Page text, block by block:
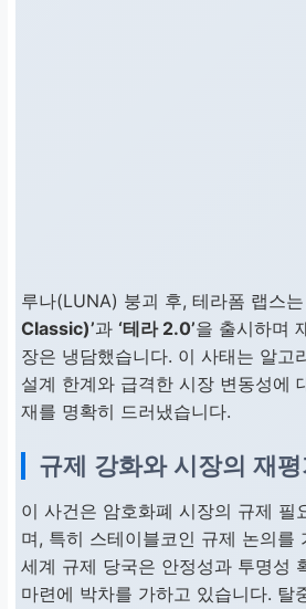
루나(LUNA) 붕괴 후, 테라폼 랩스는
Classic)’과 ‘테라 2.0’을 출시하며
장은 냉담했습니다. 이 사태는 알고
설계 한계와 급격한 시장 변동성에
재를 명확히 드러냈습니다.
규제 강화와 시장의 재
이 사건은 암호화폐 시장의 규제 필
며, 특히 스테이블코인 규제 논의를
세계 규제 당국은 안정성과 투명성
마련에 박차를 가하고 있습니다. 탈